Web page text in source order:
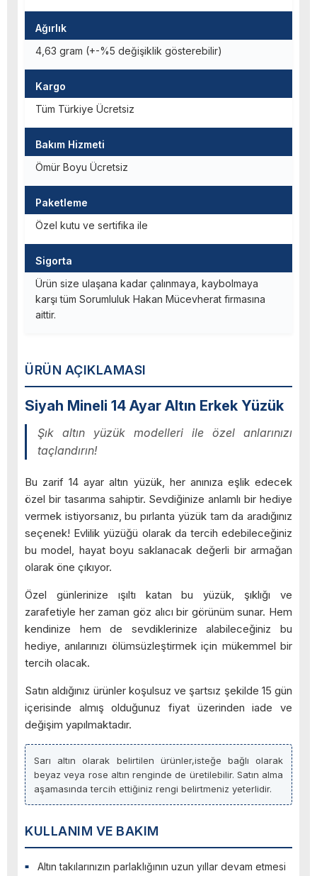
ÜRÜN AÇIKLAMASI
Siyah Mineli 14 Ayar Altın Erkek Yüzük
Şık altın yüzük modelleri ile özel anlarınızı
taçlandırın!
Bu zarif 14 ayar altın yüzük, her anınıza eşlik edecek
özel bir tasarıma sahiptir. Sevdiğinize anlamlı bir hediye
vermek istiyorsanız, bu pırlanta yüzük tam da aradığınız
seçenek! Evlilik yüzüğü olarak da tercih edebileceğiniz
bu model, hayat boyu saklanacak değerli bir armağan
olarak öne çıkıyor.
Özel günlerinize ışıltı katan bu yüzük, şıklığı ve
zarafetiyle her zaman göz alıcı bir görünüm sunar. Hem
kendinize hem de sevdiklerinize alabileceğiniz bu
hediye, anılarınızı ölümsüzleştirmek için mükemmel bir
tercih olacak.
Satın aldığınız ürünler koşulsuz ve şartsız şekilde 15 gün
içerisinde almış olduğunuz fiyat üzerinden iade ve
değişim yapılmaktadır.
Sarı altın olarak belirtilen ürünler,isteğe bağlı olarak
beyaz veya rose altın renginde de üretilebilir. Satın alma
aşamasında tercih ettiğiniz rengi belirtmeniz yeterlidir.
Ağırlık
4,63 gram (+-%5 değişiklik gösterebilir)
Kargo
Tüm Türkiye Ücretsiz
Bakım Hizmeti
Ömür Boyu Ücretsiz
Paketleme
Özel kutu ve sertifika ile
Sigorta
Ürün size ulaşana kadar çalınmaya, kaybolmaya
karşı tüm Sorumluluk Hakan Mücevherat firmasına
aittir.
KULLANIM VE BAKIM
Altın takılarınızın parlaklığının uzun yıllar devam etmesi